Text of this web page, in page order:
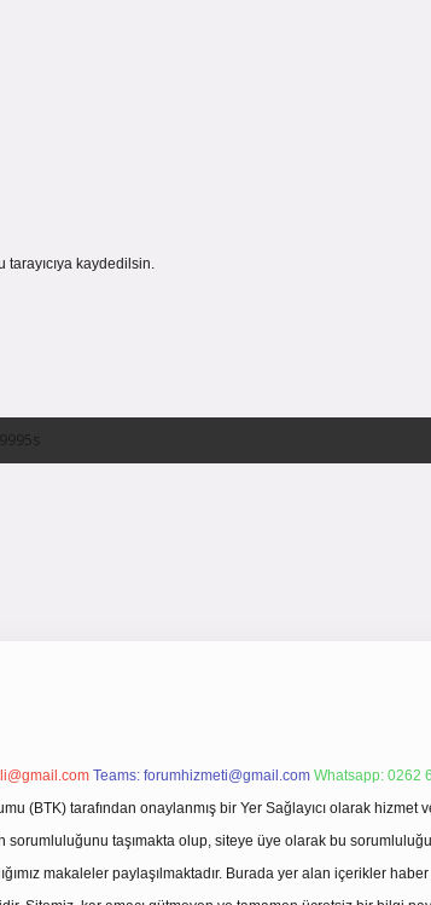
tarayıcıya kaydedilsin.
Teams: forumhizmeti@gmail.com Whatsapp: 0262
(BTK) tarafından onaylanmış bir Yer Sağlayıcı olarak
taşımakta olup, siteye üye olarak bu
makaleler paylaşılmaktadır. Burada yer alan içerikler